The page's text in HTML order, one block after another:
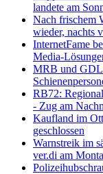
landete am
Nach frischem
wieder, nachts
InternetFame
Media-
MRB und GDL
RB72:
- Zug am
Kaufland im
geschlossen
Warnstreik im
ver.di am